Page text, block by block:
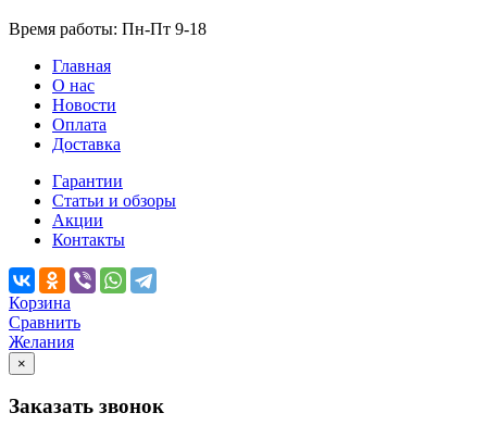
Время работы: Пн-Пт 9-18
Главная
О нас
Новости
Оплата
Доставка
Гарантии
Статьи и обзоры
Акции
Контакты
Корзина
Сравнить
Желания
×
Заказать звонок